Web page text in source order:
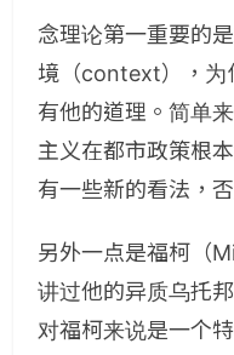
念理论第一重要的
境（context），为
有他的道理。简单
主义在都市政策根
有一些新的看法，
另外一点是福柯（
讲过他的异质乌托
对福柯来说是一个